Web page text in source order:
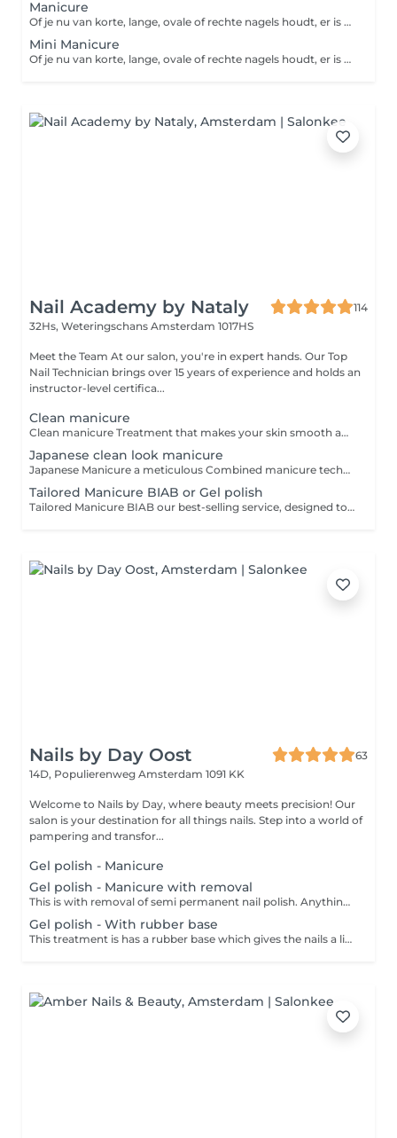
Manicure
Of je nu van korte, lange, ovale of rechte nagels houdt, er is een reden waarom manicures tegenwoordig een van de meest populaire schoonheidsbehandelingen voor vrouwen zijn. Een professionele manicure specialiste verzorgt je handen en nagels tot in de perfectie. Wil jij ook een trendy kleur op je nagels? Met honderden kleuren om uit te kiezen, geeft het de perfecte finishing touch aan elke outfit.
Mini Manicure
Of je nu van korte, lange, ovale of rechte nagels houdt, er is een reden waarom manicures tegenwoordig een van de meest populaire schoonheidsbehandelingen voor vrouwen zijn. Een professionele manicure specialiste verzorgt je handen en nagels tot in de perfectie. Wil jij ook een trendy kleur op je nagels? Met honderden kleuren om uit te kiezen, geeft het de perfecte finishing touch aan elke outfit.
Nail Academy by Nataly
114
32Hs, Weteringschans Amsterdam 1017HS
Meet the Team At our salon, you're in expert hands. Our Top
Nail Technician brings over 15 years of experience and holds an
instructor-level certifica...
Clean manicure
Clean manicure Treatment that makes your skin smooth and clean look for nails. We carefully remove cuticle tissue with modern Ukrainian technology that was adjusted to all skin types by Nataly Luhanska. For this we use scissors cut what gives your even skin line while your are wearing our manure without skin peel. Nail Drill during the treatment polish skin folds and make it smooth. Does not include application gel. LATE ARRIVAL POLICY: If you arrive 20 minutes or more late, we will be unable to accommodate your appointment, as there will not be sufficient time to perform the service to our quality standards. In this case, the deposit is non-refundable.
Japanese clean look manicure
Japanese Manicure a meticulous Combined manicure technique, known as Russian/Ukranian-style manicure focused on precise cuticle care and deep cleaning of the nail folds. The nails and sidewalls are gently refined and polished with nail drill and scissors cut. Aftercare includes: - a special mineral paste and powder are carefully buffed into the nail plate or -regular nail polish application or -special "one step" gel with keratine for natural strengthening. This technique helps strengthen the nails, seal the keratin layers and enhance their natural beauty, leaving a healthy, glossy shine that can last up to a week. LATE ARRIVAL POLICY: If you arrive 20 minutes or more late, we will be unable to accommodate your appointment, as there will not be sufficient time to perform the service to our quality standards. In this case, the deposit is non-refundable.
Tailored Manicure BIAB or Gel polish
Tailored Manicure BIAB our best-selling service, designed to achieve a clean and refined finish. The treatment begins with the removal of previous gel polish, followed by a meticulous Ukrainian/Russian manicure with precise cuticle work and gentle refinement of the skin around the nails using an e-file. Based on the condition of your nails, the service is carefully tailored and the most suitable option is recommended: strengthening BIAB, gel polish, or a BIAB base with gel colour applied on top. The treatment is completed with nourishing hand cream and cuticle oil, leaving your nails looking polished, elegant and beautifully maintained. LATE ARRIVAL POLICY: If you arrive 20 minutes or more late, we will be unable to accommodate your appointment, as there will not be sufficient time to perform the service to our quality standards. In this case, the deposit is non-refundable.
Nails by Day Oost
63
14D, Populierenweg Amsterdam 1091 KK
Welcome to Nails by Day, where beauty meets precision! Our
salon is your destination for all things nails. Step into a world of
pampering and transfor...
Gel polish - Manicure
Gel polish - Manicure with removal
This is with removal of semi permanent nail polish. Anything other than this, should be booked separately as a removal service.
Gel polish - With rubber base
This treatment is has a rubber base which gives the nails a little help with staying strong. This is perfect for those that need help growing their nails. This treatment also includes a dry manicure.